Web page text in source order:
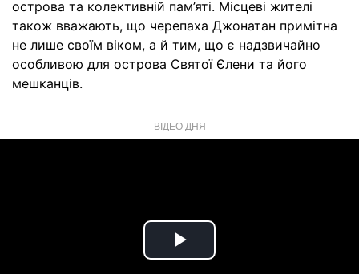
острова та колективній пам’яті. Місцеві жителі
також вважають, що черепаха Джонатан примітна
не лише своїм віком, а й тим, що є надзвичайно
особливою для острова Святої Єлени та його
мешканців.
ВІДЕО ДНЯ
Play